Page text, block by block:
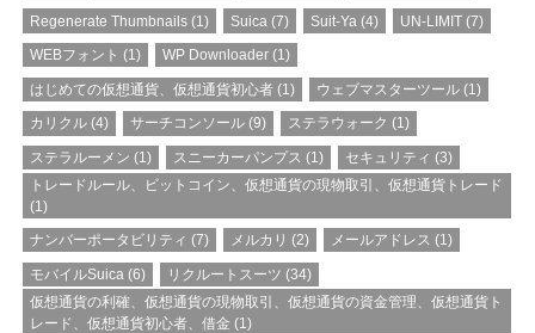
Regenerate Thumbnails(1) Suica (7) Suit-Ya (4) UN-LIMIT (7)
WEBフォント (1) WP Downloader(1)
はじめての仮想通貨、仮想通貨初心者(1) ウェブマスターツール(1)
カリクル(4) サーチコンソール(9) ステラウォーク (1)
ステラルーメン (1) スニーカーパンプス (1) セキュリティ (3)
トレードルール、ビットコイン、仮想通貨の現物取引、仮想通貨トレード
(1)
ナンバーポータビリティ (7) メルカリ (2) メールアドレス (1)
モバイルSuica(6) リクルートスーツ (34)
仮想通貨の利確、仮想通貨の現物取引、仮想通貨の資金管理、仮想通貨ト
レード、仮想通貨初心者、借金 (1)